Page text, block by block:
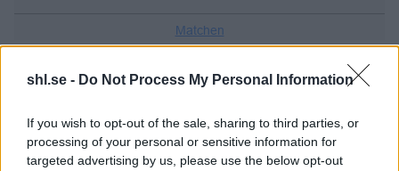
shl.se - Do Not Process My Personal Information
If you wish to opt-out of the sale, sharing to third parties, or
processing of your personal or sensitive information for
targeted advertising by us, please use the below opt-out
SKELLEFTEÅ AIK - RÖGLE BK
Matchen
PLZ
CHL
Logspeed CZ Aréna